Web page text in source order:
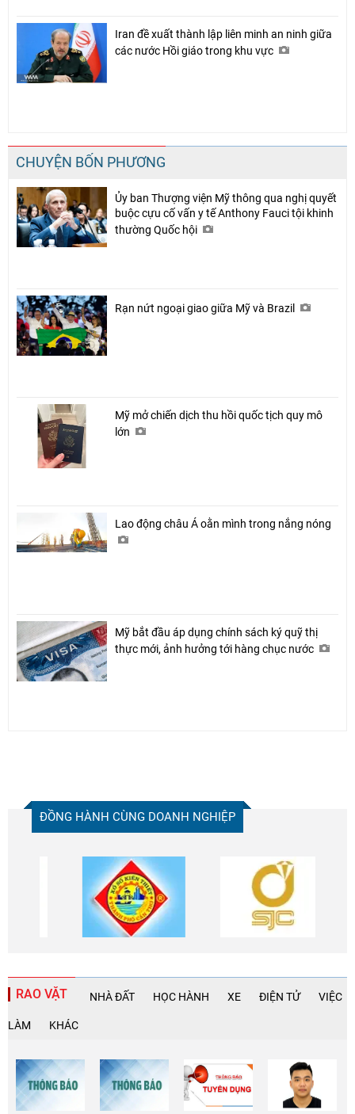
Iran đề xuất thành lập liên minh an ninh giữa
các nước Hồi giáo trong khu vực
CHUYỆN BỐN PHƯƠNG
Ủy ban Thượng viện Mỹ thông qua nghị quyết
buộc cựu cố vấn y tế Anthony Fauci tội khinh
thường Quốc hội
Rạn nứt ngoại giao giữa Mỹ và Brazil
Mỹ mở chiến dịch thu hồi quốc tịch quy mô
lớn
Lao động châu Á oằn mình trong nắng nóng
Mỹ bắt đầu áp dụng chính sách ký quỹ thị
thực mới, ảnh hưởng tới hàng chục nước
ĐỒNG HÀNH CÙNG DOANH NGHIỆP
RAO VẶT NHÀ ĐẤT HỌC HÀNH XE ĐIỆN TỬ VIỆC
LÀM KHÁC